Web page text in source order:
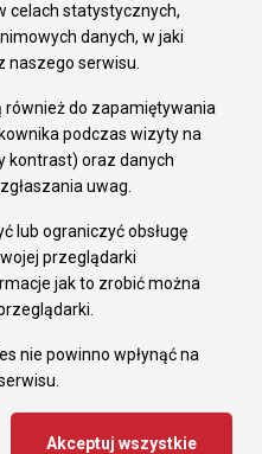
celach statystycznych,
danych, w jaki
naszego serwisu.
również do zapamiętywania
podczas wizyty na
kontrast) oraz danych
uwag.
lub ograniczyć obsługę
przeglądarki
jak to zrobić można
nie powinno wpłynąć na
Akceptuj wszystkie